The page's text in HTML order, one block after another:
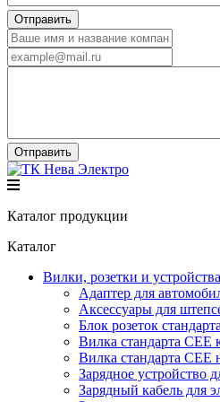
Каталог продукции
Каталог
Вилки, розетки и
Адаптер для
Аксессуары для
Блок розеток
Вилка стандарта CEE
Вилка стандарта CEE
Зарядное устройство
Зарядный кабель для